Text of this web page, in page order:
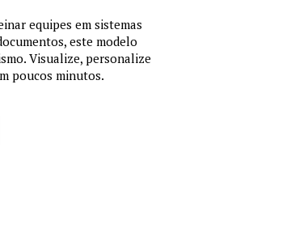
equipes em sistemas
este modelo
Visualize, personalize
poucos minutos.